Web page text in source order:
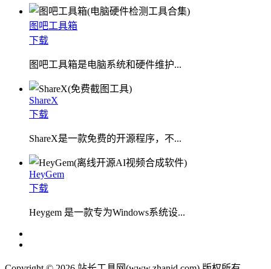
图吧工具箱
下载
图吧工具箱是电脑系统和硬件维护...
ShareX
下载
ShareX是一款免费的开源程序，不...
HeyGem
下载
Heygem 是一款专为Windows系统设...